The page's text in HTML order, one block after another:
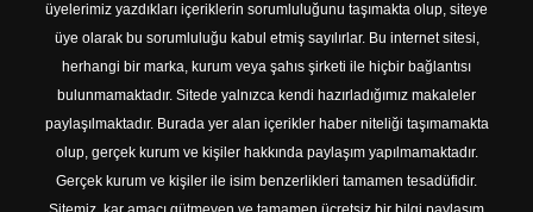
üyelerimiz yazdıkları içeriklerin sorumluluğunu taşımakta olup, siteye
üye olarak bu sorumluluğu kabul etmiş sayılırlar. Bu internet sitesi,
herhangi bir marka, kurum veya şahıs şirketi ile hiçbir bağlantısı
bulunmamaktadır. Sitede yalnızca kendi hazırladığımız makaleler
paylaşılmaktadır. Burada yer alan içerikler haber niteliği taşımamakta
olup, gerçek kurum ve kişiler hakkında paylaşım yapılmamaktadır.
Gerçek kurum ve kişiler ile isim benzerlikleri tamamen tesadüfidir.